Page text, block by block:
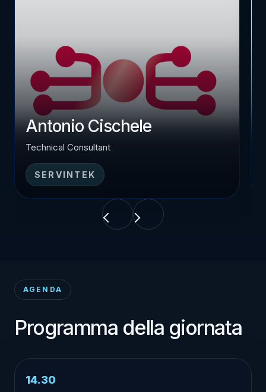
Antonio Cischele
Technical Consultant
SERVINTEK
AGENDA
Programma della giornata
14.30